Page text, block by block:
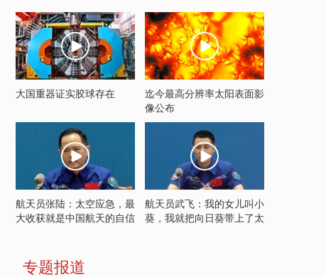
大国重器证实胶球存在
迄今最高分辨率太阳表面影
像公布
航天员张陆：太空应急，最
大收获就是中国航天的自信
航天员武飞：我的女儿叫小
葵，我就把向日葵带上了太
专题报道